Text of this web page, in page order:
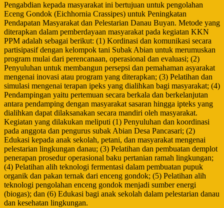
Pengabdian kepada masyarakat ini bertujuan untuk pengolahan
Eceng Gondok (Eichhornia Crassipes) untuk Peningkatan
Pendapatan Masyarakat dan Pelestarian Danau Buyan. Metode yang
diterapkan dalam pemberdayaan masyarakat pada kegiatan KKN
PPM adalah sebagai berikut: (1) Kordinasi dan komunikasi secara
partisipasif dengan kelompok tani Subak Abian untuk merumuskan
program mulai dari perencanaan, operasional dan evaluasi; (2)
Penyuluhan untuk membangun persepsi dan pemahaman asyarakat
mengenai inovasi atau program yang diterapkan; (3) Pelatihan dan
simulasi mengenai terapan ipeks yang dialihkan bagi masyarakat; (4)
Pendampingan yaitu pertemuan secara berkala dan berkelanjutan
antara pendamping dengan masyarakat sasaran hingga ipteks yang
dialihkan dapat dilaksanakan secara mandiri oleh masyarakat.
Kegiatan yang dilakukan meliputi (1) Penyuluhan dan koordinasi
pada anggota dan pengurus subak Abian Desa Pancasari; (2)
Edukasi kepada anak sekolah, petani, dan masyarakat mengenai
pelestarian lingkungan danau; (3) Pelatihan dan pembuatan demplot
penerapan prosedur operasional baku pertanian ramah lingkungan;
(4) Pelatihan alih teknologi fermentasi dalam pembuatan pupuk
organik dan pakan ternak dari enceng gondok; (5) Pelatihan alih
teknologi pengolahan enceng gondok menjadi sumber energi
(biogas); dan (6) Edukasi bagi anak sekolah dalam pelestarian danau
dan kesehatan lingkungan.